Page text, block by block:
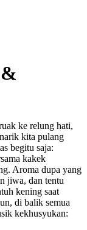
ke relung hati,
kita pulang
begitu saja:
kakek
Aroma dupa yang
jiwa, dan tentu
kening saat
di balik semua
kekhusyukan: